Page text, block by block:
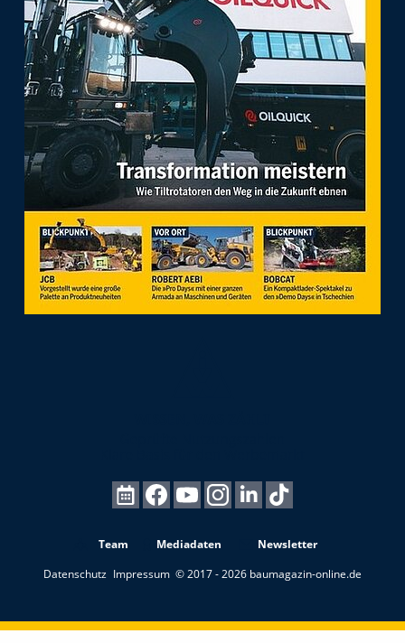
Team Mediadaten
Newsletter
Datenschutz Impressum © 2017 - 2026 baumagazin-online.de